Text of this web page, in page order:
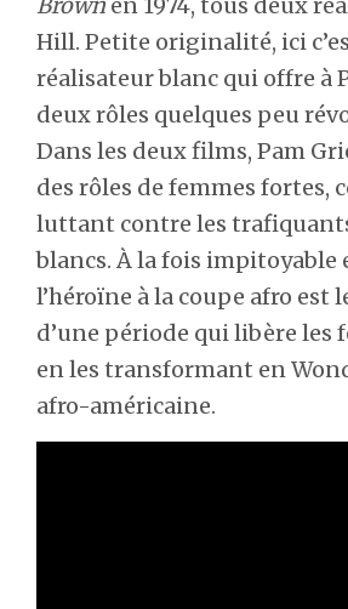
Brown en 1974, tous deux
Hill. Petite originalité, ici
réalisateur blanc qui offre à
deux rôles quelques peu
Dans les deux films, Pam
des rôles de femmes fortes,
luttant contre les
blancs. À la fois impitoyable
l’héroïne à la coupe afro est
d’une période qui libère les
en les transformant en
afro-américaine.